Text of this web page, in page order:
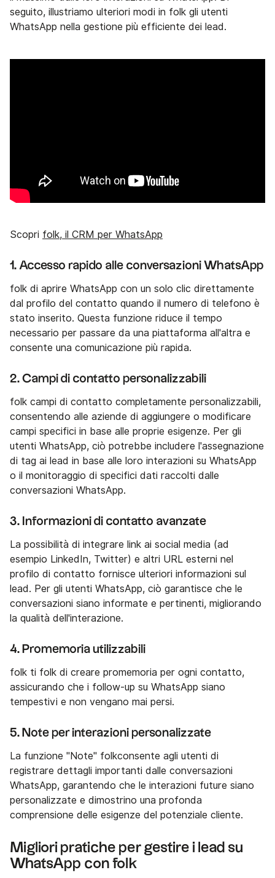
seguito, illustriamo ulteriori modi in folk gli utenti
WhatsApp nella gestione più efficiente dei lead.
Scopri folk, il CRM per WhatsApp
1. Accesso rapido alle conversazioni WhatsApp
folk di aprire WhatsApp con un solo clic direttamente
dal profilo del contatto quando il numero di telefono è
stato inserito. Questa funzione riduce il tempo
necessario per passare da una piattaforma all'altra e
consente una comunicazione più rapida.
2. Campi di contatto personalizzabili
folk campi di contatto completamente personalizzabili,
consentendo alle aziende di aggiungere o modificare
campi specifici in base alle proprie esigenze. Per gli
utenti WhatsApp, ciò potrebbe includere l'assegnazione
di tag ai lead in base alle loro interazioni su WhatsApp
o il monitoraggio di specifici dati raccolti dalle
conversazioni WhatsApp.
3. Informazioni di contatto avanzate
La possibilità di integrare link ai social media (ad
esempio LinkedIn, Twitter) e altri URL esterni nel
profilo di contatto fornisce ulteriori informazioni sul
lead. Per gli utenti WhatsApp, ciò garantisce che le
conversazioni siano informate e pertinenti, migliorando
la qualità dell'interazione.
4. Promemoria utilizzabili
folk ti folk di creare promemoria per ogni contatto,
assicurando che i follow-up su WhatsApp siano
tempestivi e non vengano mai persi.
5. Note per interazioni personalizzate
La funzione "Note" folkconsente agli utenti di
registrare dettagli importanti dalle conversazioni
WhatsApp, garantendo che le interazioni future siano
personalizzate e dimostrino una profonda
comprensione delle esigenze del potenziale cliente.
Migliori pratiche per gestire i lead su
WhatsApp con folk